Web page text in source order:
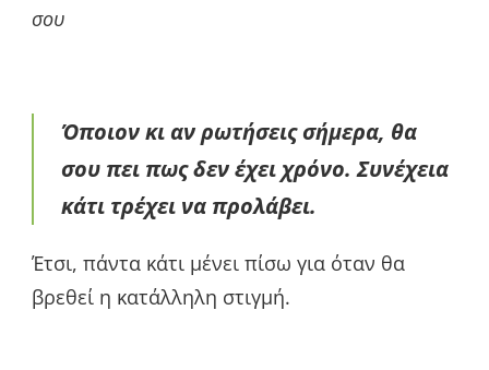
σου
Όποιον κι αν ρωτήσεις σήμερα, θα
σου πει πως δεν έχει χρόνο. Συνέχεια
κάτι τρέχει να προλάβει.
Έτσι, πάντα κάτι μένει πίσω για όταν θα
βρεθεί η κατάλληλη στιγμή.